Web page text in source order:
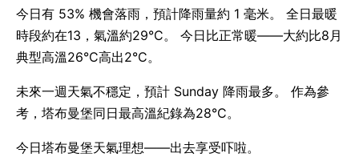
今日有 53% 機會落雨，預計降雨量約 1 毫米。 全日最暖
時段約在13，氣溫約29°C。 今日比正常暖——大約比8月
典型高溫26°C高出2°C。
未來一週天氣不穩定，預計 Sunday 降雨最多。 作為參
考，塔布曼堡同日最高溫紀錄為28°C。
今日塔布曼堡天氣理想——出去享受吓啦。